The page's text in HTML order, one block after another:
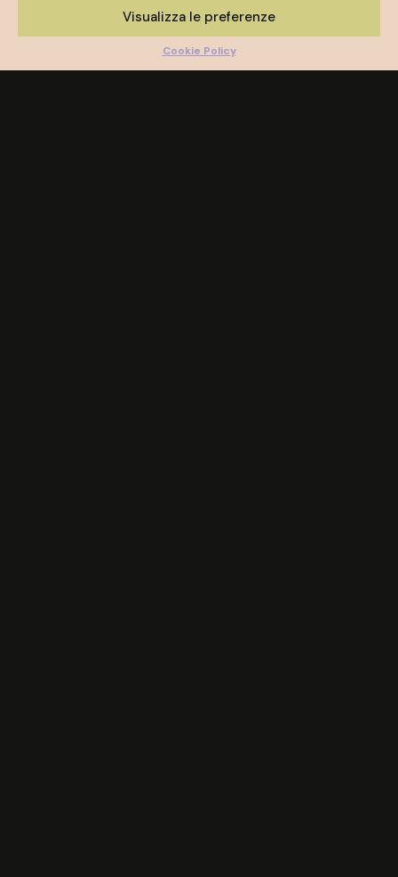
Visualizza le preferenze
Cookie Policy